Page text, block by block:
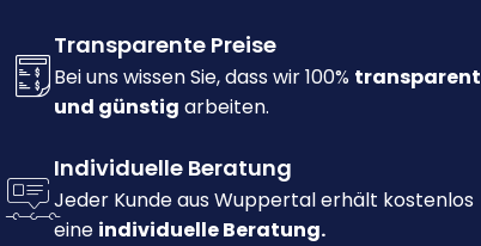
Transparente Preise
Bei uns wissen Sie, dass wir 100% transparent
und günstig arbeiten.
Individuelle Beratung
Jeder Kunde aus Wuppertal erhält kostenlos
eine individuelle Beratung.